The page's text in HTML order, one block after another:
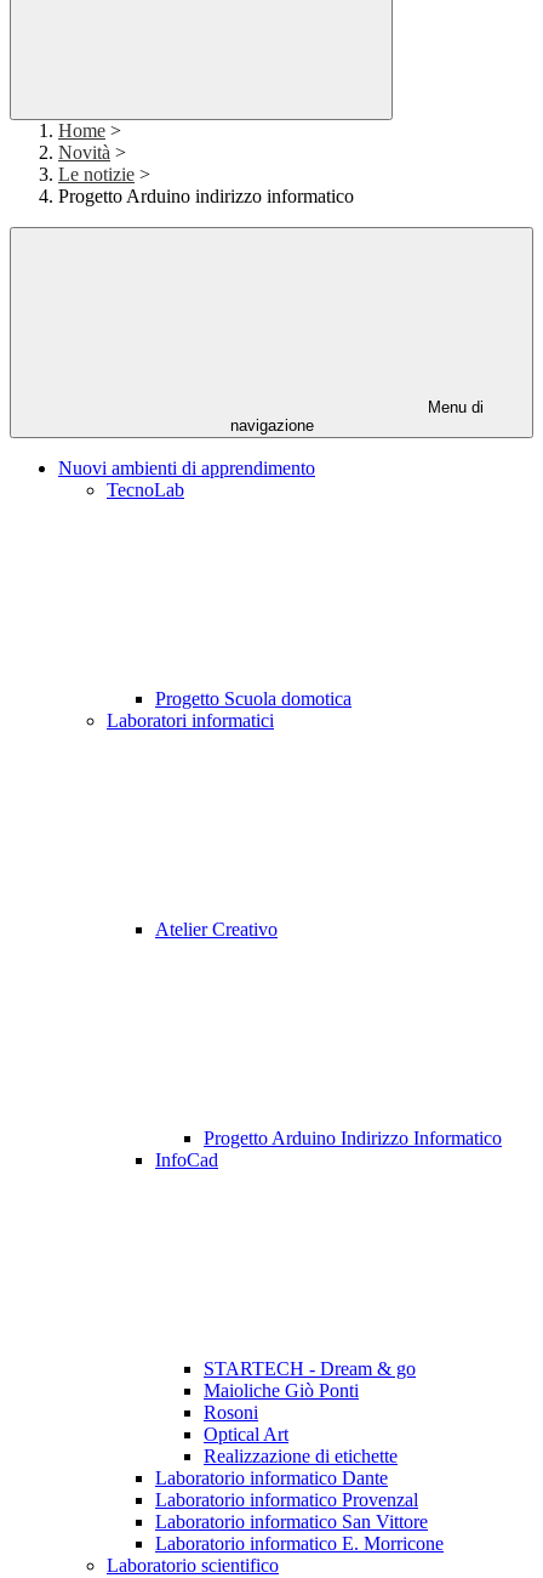
Home >
Novità >
Le notizie >
Progetto Arduino indirizzo informatico
Menu di
navigazione
Nuovi ambienti di apprendimento
TecnoLab
Progetto Scuola domotica
Laboratori informatici
Atelier Creativo
Progetto Arduino Indirizzo Informatico
InfoCad
STARTECH - Dream & go
Maioliche Giò Ponti
Rosoni
Optical Art
Realizzazione di etichette
Laboratorio informatico Dante
Laboratorio informatico Provenzal
Laboratorio informatico San Vittore
Laboratorio informatico E. Morricone
Laboratorio scientifico